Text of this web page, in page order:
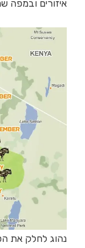
איזורים ובמפה
נהוג לחלק את